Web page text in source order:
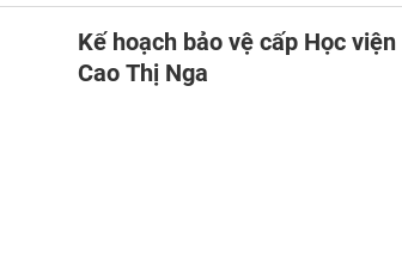
Kế hoạch bảo vệ cấp Học
Cao Thị Nga